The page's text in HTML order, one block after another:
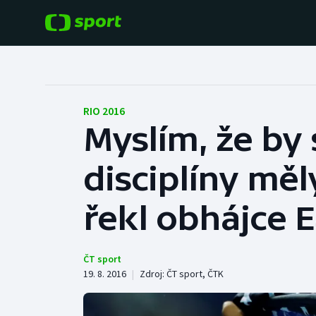
Hokej
Tenis
Atletika
Baseball a softbal
Basketbal
Biatlon
RIO 2016
Myslím, že
disciplíny
řekl obhájce
ČT sport
19. 8. 2016 | Zdroj: ČT sport, ČTK